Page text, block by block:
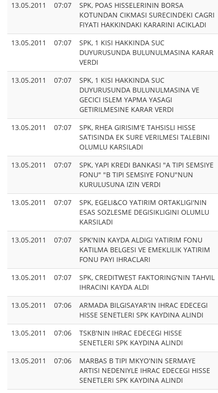
13.05.2011
07:07
SPK, POAS HISSELERININ BORSA
KOTUNDAN CIKMASI SURECINDEKI CAGRI
FIYATI HAKKINDAKI KARARINI ACIKLADI
13.05.2011
07:07
SPK, 1 KISI HAKKINDA SUC
DUYURUSUNDA BULUNULMASINA KARAR
VERDI
13.05.2011
07:07
SPK, 1 KISI HAKKINDA SUC
DUYURUSUNDA BULUNULMASINA VE
GECICI ISLEM YAPMA YASAGI
GETIRILMESINE KARAR VERDI
13.05.2011
07:07
SPK, RHEA GIRISIM'E TAHSISLI HISSE
SATISINDA EK SURE VERILMESI TALEBINI
OLUMLU KARSILADI
13.05.2011
07:07
SPK, YAPI KREDI BANKASI "A TIPI SEMSIYE
FONU" "B TIPI SEMSIYE FONU"NUN
KURULUSUNA IZIN VERDI
13.05.2011
07:07
SPK, EGELI&CO YATIRIM ORTAKLIGI'NIN
ESAS SOZLESME DEGISIKLIGINI OLUMLU
KARSILADI
13.05.2011
07:07
SPK'NIN KAYDA ALDIGI YATIRIM FONU
KATILMA BELGESI VE EMEKLILIK YATIRIM
FONU PAYI IHRACLARI
13.05.2011
07:07
SPK, CREDITWEST FAKTORING'NIN TAHVIL
IHRACINI KAYDA ALDI
13.05.2011
07:06
ARMADA BILGISAYAR'IN IHRAC EDECEGI
HISSE SENETLERI SPK KAYDINA ALINDI
13.05.2011
07:06
TSKB'NIN IHRAC EDECEGI HISSE
SENETLERI SPK KAYDINA ALINDI
13.05.2011
07:06
MARBAS B TIPI MKYO'NIN SERMAYE
ARTISI NEDENIYLE IHRAC EDECEGI HISSE
SENETLERI SPK KAYDINA ALINDI